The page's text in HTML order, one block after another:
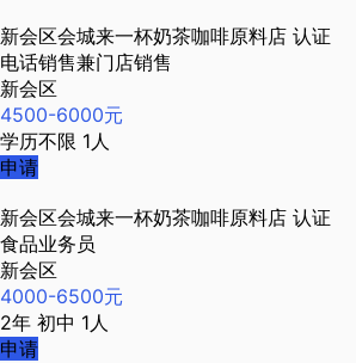
新会区会城来一杯奶茶咖啡原料店 认证
电话销售兼门店销售
新会区
4500-6000元
学历不限 1人
申请
新会区会城来一杯奶茶咖啡原料店 认证
食品业务员
新会区
4000-6500元
2年 初中 1人
申请